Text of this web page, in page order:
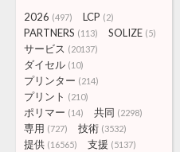
2026 (497) LCP (2)
PARTNERS (113) SOLIZE (5)
サービス (20137)
ダイセル (10)
プリンター (214)
プリント (210)
ポリマー (14) 共同 (2298)
専用 (727) 技術 (3532)
提供 (16565) 支援 (5137)